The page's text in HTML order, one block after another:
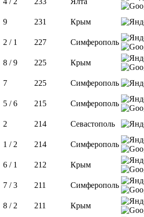
9 231
Крым
2 / 1 227
Симферополь
8 / 9 225
Крым
7 225 Симферополь
5 / 6 215
Симферополь
2 214
Севастополь
1 / 2 214 Симферополь
6 / 1 212
Крым
7 / 3 211 Симферополь
8 / 2 211
Крым